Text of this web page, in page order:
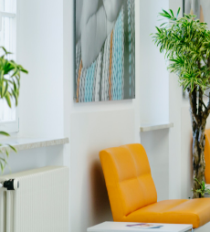
Rettungsdienst